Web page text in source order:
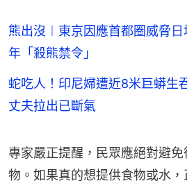
熊出沒︱東京因應首都圈威脅
年「殺熊禁令」
蛇吃人！印尼婦遭近8米巨蟒生
丈夫拉出已斷氣
專家嚴正提醒，民眾應絕對避
物。如果真的想提供食物或水